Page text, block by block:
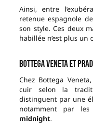
Ainsi, entre
retenue espagnole
son style. Ces deux
habillée n’est plus un
Bottega Veneta et
Chez Bottega
cuir selon la
distinguent par une
notamment par les
midnight.